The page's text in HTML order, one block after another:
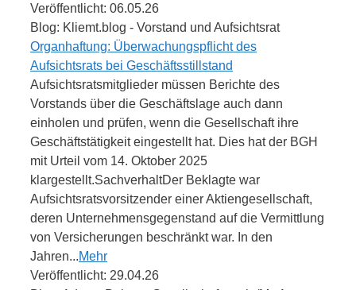
Veröffentlicht: 06.05.26
Blog: Kliemt.blog - Vorstand und Aufsichtsrat
Organhaftung: Überwachungspflicht des
Aufsichtsrats bei Geschäftsstillstand
Aufsichtsratsmitglieder müssen Berichte des
Vorstands über die Geschäftslage auch dann
einholen und prüfen, wenn die Gesellschaft ihre
Geschäftstätigkeit eingestellt hat. Dies hat der BGH
mit Urteil vom 14. Oktober 2025
klargestellt.SachverhaltDer Beklagte war
Aufsichtsratsvorsitzender einer Aktiengesellschaft,
deren Unternehmensgegenstand auf die Vermittlung
von Versicherungen beschränkt war. In den
Jahren...Mehr
Veröffentlicht: 29.04.26